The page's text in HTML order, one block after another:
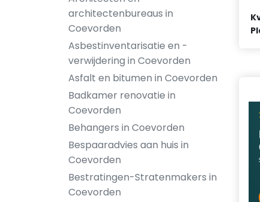
architectenbureaus in
Coevorden
Asbestinventarisatie en -
verwijdering in Coevorden
Asfalt en bitumen in Coevorden
Badkamer renovatie in
Coevorden
Behangers in Coevorden
Bespaaradvies aan huis in
Coevorden
Bestratingen-Stratenmakers in
Coevorden